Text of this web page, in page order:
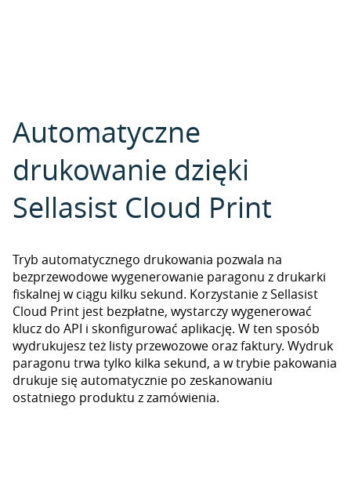
Automatyczne
drukowanie dzięki
Sellasist Cloud Print
Tryb automatycznego drukowania pozwala na
bezprzewodowe wygenerowanie paragonu z drukarki
fiskalnej w ciągu kilku sekund. Korzystanie z Sellasist
Cloud Print jest bezpłatne, wystarczy wygenerować
klucz do API i skonfigurować aplikację. W ten sposób
wydrukujesz też listy przewozowe oraz faktury. Wydruk
paragonu trwa tylko kilka sekund, a w trybie pakowania
drukuje się automatycznie po zeskanowaniu
ostatniego produktu z zamówienia.